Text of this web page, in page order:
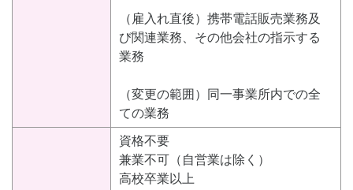
（雇入れ直後）携帯電話販売業務及
び関連業務、その他会社の指示する
業務
（変更の範囲）同一事業所内での全
ての業務
資格不要
兼業不可（自営業は除く）
高校卒業以上